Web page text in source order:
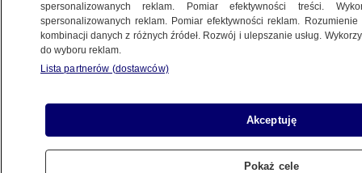
15.06.2026, 18:34
Posłuchaj artykułu
Czyta lektor AI
spersonalizowanych reklam. Pomiar efektywności treści.
spersonalizowanych reklam. Pomiar efektywności reklam.
kombinacji danych z różnych źródeł. Rozwój i ulepszanie usług.
do wyboru reklam.
Lista partnerów (dostawców)
Akceptuję
Pokaż cele